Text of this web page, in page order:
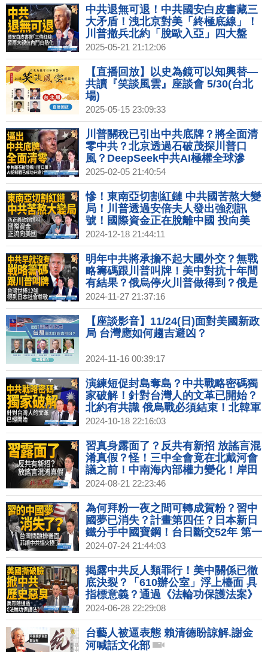
中共退無可退！中共國安白皮書藏三
大矛盾！洩北京對美「終極底線」！
川普撤兵北約「脫歐入亞」四大盤
算！普丁和談是「真心」？共軍內亂
台海動武無望！｜宋國誠｜矢板明夫
｜新聞大破解 【2025年5月21日】
2025-05-21 21:12:06
【直播回放】以史為鏡可以知興替—
共讀『笑談風雲』座談會 5/30(台北
場)
2025-05-15 23:09:33
川普關稅已引出中共底牌？將全面清
零中共？北京透過石破茂探川普口
風？DeepSeek中共AI極權全球滲
透！中共藉鐵桿小國降格台灣外交機
構背後圖謀？｜宋國誠｜矢板明夫｜
新聞大破解 【2025年2月5日】
2025-02-05 21:40:54
慘！東南亞切割紅鏈 中共國苦熬大變
局！川普透過安倍夫人發出強烈訊
號！國際資金正在脫離中國 投向美
國！多疑猜忌 北京政權不穩？紅色滲
透台灣無感？｜吳嘉隆｜矢板明夫｜
新聞大破解 【2024年12月18日】
2024-12-18 21:44:11
明年中共將承擔不起大國外交？無戰
略籌碼跟川普叫牌！美中對抗十年間
有結果？俄烏停火川普做得到？俄是
重要戰略砝碼！台灣棒球得到日本社
會尊敬！｜矢板明夫｜郭育仁｜新聞
大破解 【2024年11月27日】
2024-11-27 21:37:16
【座談影音】11/24(日)面對美國新政
局 台灣應如何趨吉避凶？
2024-11-16 00:39:17
演練短促封島奪島？中共戰略密碼獨
家破解！針對台灣人的文革已開始？
北約有共識 俄烏戰必須結束！北韓軍
事緊張背後？中共正進行防衛性戰略
移轉？｜宋國誠｜矢板明夫｜新聞大
破解 【2024年10月18日】
2024-10-18 22:16:03
習真身露面了？反共有新招 放謠言混
淆真假？怪！三中全會竟在北戴河會
議之前！中南海內部權力變化！岸田
不選自民黨總裁是一招好棋？中共啟
動接管台灣準備？｜矢板明夫｜新聞
大破解 【2024年8月21日】
2024-08-21 22:23:46
為何拜粉一夜之間可轉成賀粉？習中
國夢已消失？計畫第四任？日本新日
鐵分手中國寶鋼！台日斷交52年 第一
次聯合搜救演習！中共丟爛攤子 讓美
國在中東頭疼？｜矢板明夫｜新聞大
破解 【2024年7月24日】
2024-07-24 21:44:03
揭露中共反人類罪行！美中關係已徹
底決裂？「610辦公室」浮上檯面 具
指標意義？通過《法輪功保護法案》
不只口頭譴責！中共國是中國兒童人
間地獄？｜宋國誠｜矢板明夫｜新聞
大破解 【2024年6月28日】
2024-06-28 22:29:08
台藝人被逼表態 賴清德盼諒解.謝金
河喊話文化部